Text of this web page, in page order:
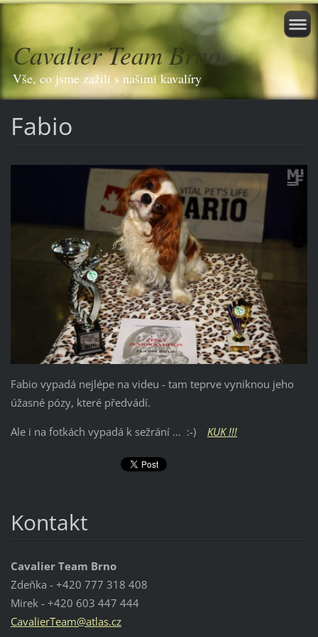
Cavalier Team Brno
Vše, co jsme zažili s našimi kavalíry
Fabio
Fabio vypadá nejlépe na videu - tam teprve vyniknou jeho
úžasné pózy, které předvádí.
Ale i na fotkách vypadá k sežrání ... :-) KUK !!!
Kontakt
Cavalier Team Brno
Zdeňka - +420 777 318 408
Mirek - +420 603 447 444
CavalierTeam@atlas.cz